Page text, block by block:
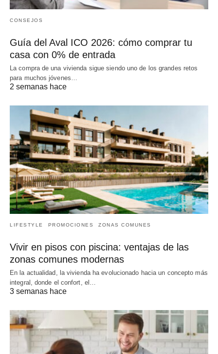
CONSEJOS
Guía del Aval ICO 2026: cómo comprar tu
casa con 0% de entrada
La compra de una vivienda sigue siendo uno de los grandes retos
para muchos jóvenes…
2 semanas hace
LIFESTYLE PROMOCIONES ZONAS COMUNES
Vivir en pisos con piscina: ventajas de las
zonas comunes modernas
En la actualidad, la vivienda ha evolucionado hacia un concepto más
integral, donde el confort, el…
3 semanas hace